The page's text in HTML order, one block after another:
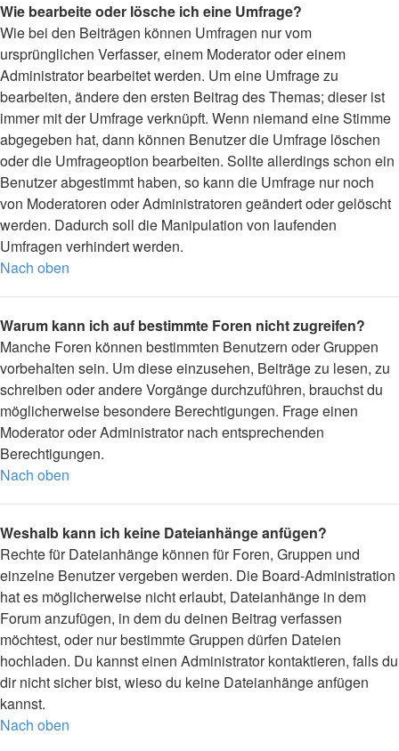
Wie bearbeite oder lösche ich eine Umfrage?
Wie bei den Beiträgen können Umfragen nur vom
ursprünglichen Verfasser, einem Moderator oder einem
Administrator bearbeitet werden. Um eine Umfrage zu
bearbeiten, ändere den ersten Beitrag des Themas; dieser ist
immer mit der Umfrage verknüpft. Wenn niemand eine Stimme
abgegeben hat, dann können Benutzer die Umfrage löschen
oder die Umfrageoption bearbeiten. Sollte allerdings schon ein
Benutzer abgestimmt haben, so kann die Umfrage nur noch
von Moderatoren oder Administratoren geändert oder gelöscht
werden. Dadurch soll die Manipulation von laufenden
Umfragen verhindert werden.
Nach oben
Warum kann ich auf bestimmte Foren nicht zugreifen?
Manche Foren können bestimmten Benutzern oder Gruppen
vorbehalten sein. Um diese einzusehen, Beiträge zu lesen, zu
schreiben oder andere Vorgänge durchzuführen, brauchst du
möglicherweise besondere Berechtigungen. Frage einen
Moderator oder Administrator nach entsprechenden
Berechtigungen.
Nach oben
Weshalb kann ich keine Dateianhänge anfügen?
Rechte für Dateianhänge können für Foren, Gruppen und
einzelne Benutzer vergeben werden. Die Board-Administration
hat es möglicherweise nicht erlaubt, Dateianhänge in dem
Forum anzufügen, in dem du deinen Beitrag verfassen
möchtest, oder nur bestimmte Gruppen dürfen Dateien
hochladen. Du kannst einen Administrator kontaktieren, falls du
dir nicht sicher bist, wieso du keine Dateianhänge anfügen
kannst.
Nach oben